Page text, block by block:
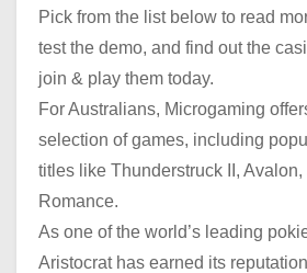
Pick from the list below to read
test the demo, and find out the
join & play them today.
For Australians, Microgaming
selection of games, including
titles like Thunderstruck II, Avalon,
Romance.
As one of the world’s leading
Aristocrat has earned its